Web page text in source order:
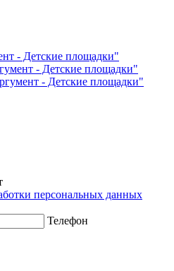
- Детские площадки"
- Детские площадки"
- Детские площадки"
персональных данных
Телефон